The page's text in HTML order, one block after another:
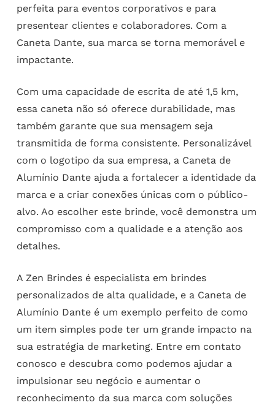
perfeita para eventos corporativos e para
presentear clientes e colaboradores. Com a
Caneta Dante, sua marca se torna memorável e
impactante.
Com uma capacidade de escrita de até 1,5 km,
essa caneta não só oferece durabilidade, mas
também garante que sua mensagem seja
transmitida de forma consistente. Personalizável
com o logotipo da sua empresa, a Caneta de
Alumínio Dante ajuda a fortalecer a identidade da
marca e a criar conexões únicas com o público-
alvo. Ao escolher este brinde, você demonstra um
compromisso com a qualidade e a atenção aos
detalhes.
A Zen Brindes é especialista em brindes
personalizados de alta qualidade, e a Caneta de
Alumínio Dante é um exemplo perfeito de como
um item simples pode ter um grande impacto na
sua estratégia de marketing. Entre em contato
conosco e descubra como podemos ajudar a
impulsionar seu negócio e aumentar o
reconhecimento da sua marca com soluções